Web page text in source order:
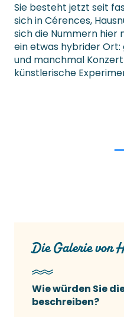
Sie besteht jetzt seit
sich in Cérences,
sich die Nummern hier
ein etwas hybrider Ort:
und manchmal
künstlerische
Die Galerie von
Wie würden Sie
beschreiben?